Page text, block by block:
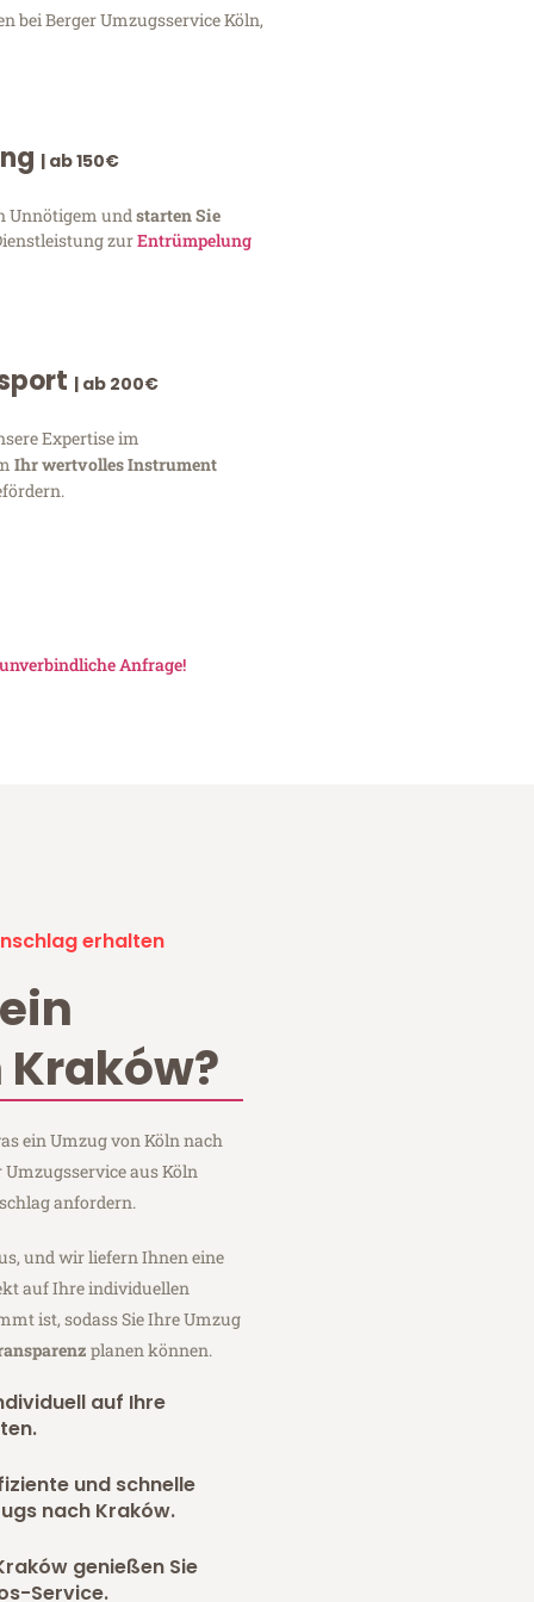
bei Berger Umzugsservice Köln,
| ab 150€
Unnötigem und starten Sie
zurEntrümpelung
| ab 200€
Expertise im
Ihr wertvolles Instrument
unverbindliche Anfrage!
erhalten
Kraków?
ein Umzug von Köln nach
aus Köln
anfordern.
und wir liefern Ihnen eine
auf Ihre individuellen
ist, sodass Sie Ihre Umzug
planen können.
auf Ihre
und schnelle
nach Kraków.
genießen Sie
Service.